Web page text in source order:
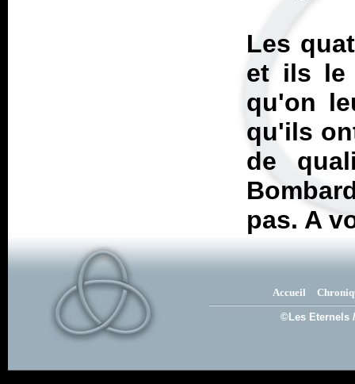
Les
et ils le
qu'on
qu'ils
de
pas. A
Accueil
©Les Eternels